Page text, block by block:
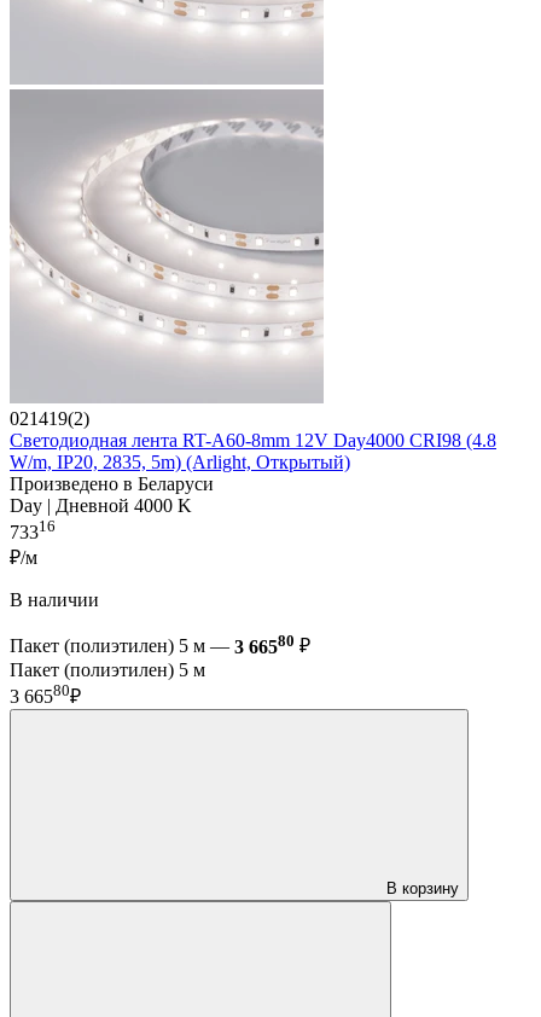
021419(2)
Светодиодная лента RT-A60-8mm 12V Day4000 CRI98 (4.8
W/m, IP20, 2835, 5m) (Arlight, Открытый)
Произведено в Беларуси
Day | Дневной 4000 K
73316
₽/м
В наличии
Пакет (полиэтилен) 5 м — 3 66580 ₽
Пакет (полиэтилен) 5 м
3 66580₽
В корзину